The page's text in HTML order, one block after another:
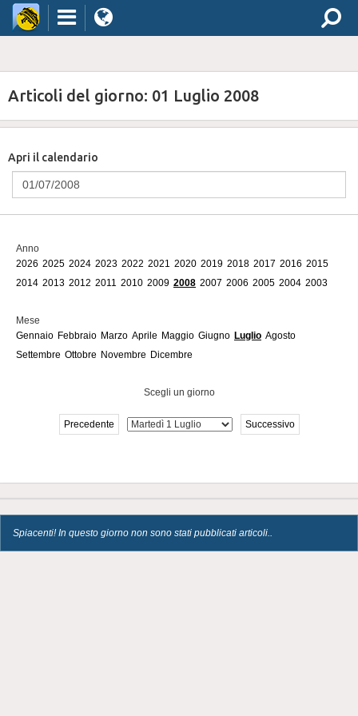
Articoli del giorno: 01 Luglio 2008
Apri il calendario
Anno
2026 2025 2024 2023 2022 2021 2020 2019 2018 2017 2016 2015
2014 2013 2012 2011 2010 2009 2008 2007 2006 2005 2004 2003
Mese
Gennaio Febbraio Marzo Aprile Maggio Giugno Luglio Agosto
Settembre Ottobre Novembre Dicembre
Scegli un giorno
Precedente Successivo
Spiacenti! In questo giorno non sono stati pubblicati articoli..